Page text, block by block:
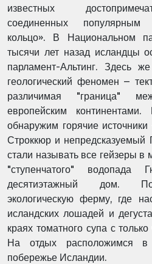
известных
соединенных
кольцо». В Национальном
тысячи лет назад исландцы
парламент-Альтинг. Здесь
геологический феномен –
различимая "граница"
европейским
обнаружим горячие
Строккюр и непредсказуемый
стали называть все гейзеры в
"ступенчатого" водопада
десятиэтажный дом.
экологическую ферму, где
исландских лошадей и
краях томатного супа с
На отдых расположимся
побережье Исландии.